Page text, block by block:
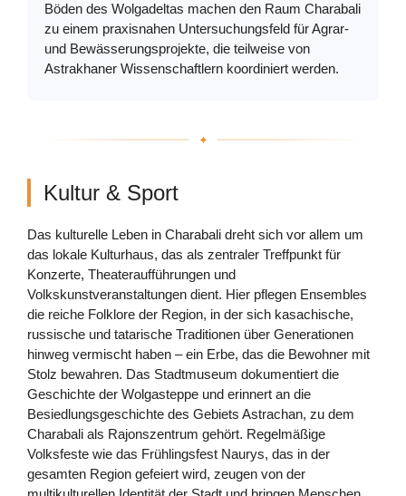
Böden des Wolgadeltas machen den Raum Charabali
zu einem praxisnahen Untersuchungsfeld für Agrar-
und Bewässerungsprojekte, die teilweise von
Astrakhaner Wissenschaftlern koordiniert werden.
Kultur & Sport
Das kulturelle Leben in Charabali dreht sich vor allem um
das lokale Kulturhaus, das als zentraler Treffpunkt für
Konzerte, Theateraufführungen und
Volkskunstveranstaltungen dient. Hier pflegen Ensembles
die reiche Folklore der Region, in der sich kasachische,
russische und tatarische Traditionen über Generationen
hinweg vermischt haben – ein Erbe, das die Bewohner mit
Stolz bewahren. Das Stadtmuseum dokumentiert die
Geschichte der Wolgasteppe und erinnert an die
Besiedlungsgeschichte des Gebiets Astrachan, zu dem
Charabali als Rajonszentrum gehört. Regelmäßige
Volksfeste wie das Frühlingsfest Naurys, das in der
gesamten Region gefeiert wird, zeugen von der